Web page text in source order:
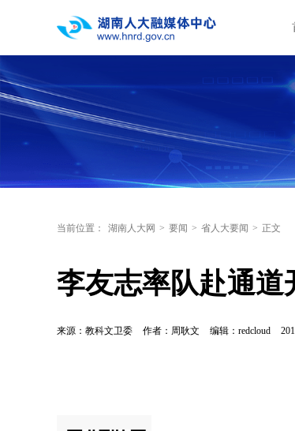
当前位置： 湖南人大网 > 要闻 > 省人大要闻 > 正文
李友志率队赴通道
来源：教科文卫委 作者：周耿文 编辑：redcloud